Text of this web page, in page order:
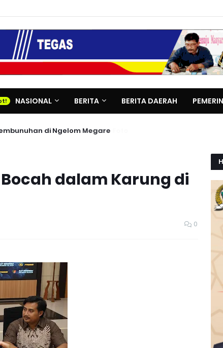
NASIONAL BERITA BERITA DAERAH
di Ngelom Megare
dalam Karung di
0